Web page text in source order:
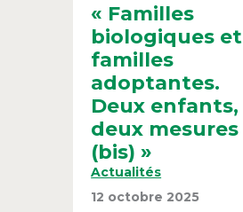
« Familles
biologiques et
familles
adoptantes.
Deux enfants,
deux mesures
(bis) »
Actualités
12 octobre 2025